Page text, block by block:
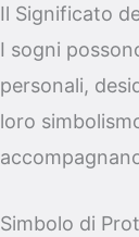
Il Significato
I sogni
personali,
loro
Simbolo di